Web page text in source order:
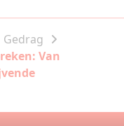
je slanker
Gedrag
Van